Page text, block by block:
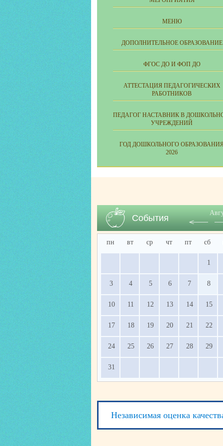
МЕНЮ
ДОПОЛНИТЕЛЬНОЕ ОБРАЗОВАНИЕ
ФГОС ДО И ФОП ДО
АТТЕСТАЦИЯ ПЕДАГОГИЧЕСКИХ
РАБОТНИКОВ
ПЕДАГОГ НАСТАВНИК В
УЧРЕЖДЕНИЙ
ГОД ДОШКОЛЬНОГО
2026
События
пн вт ср чт пт сб
1
3 4 5 6 7 8
10 11 12 13 14 15
17 18 19 20 21 22
24 25 26 27 28 29
31
Независимая оценка